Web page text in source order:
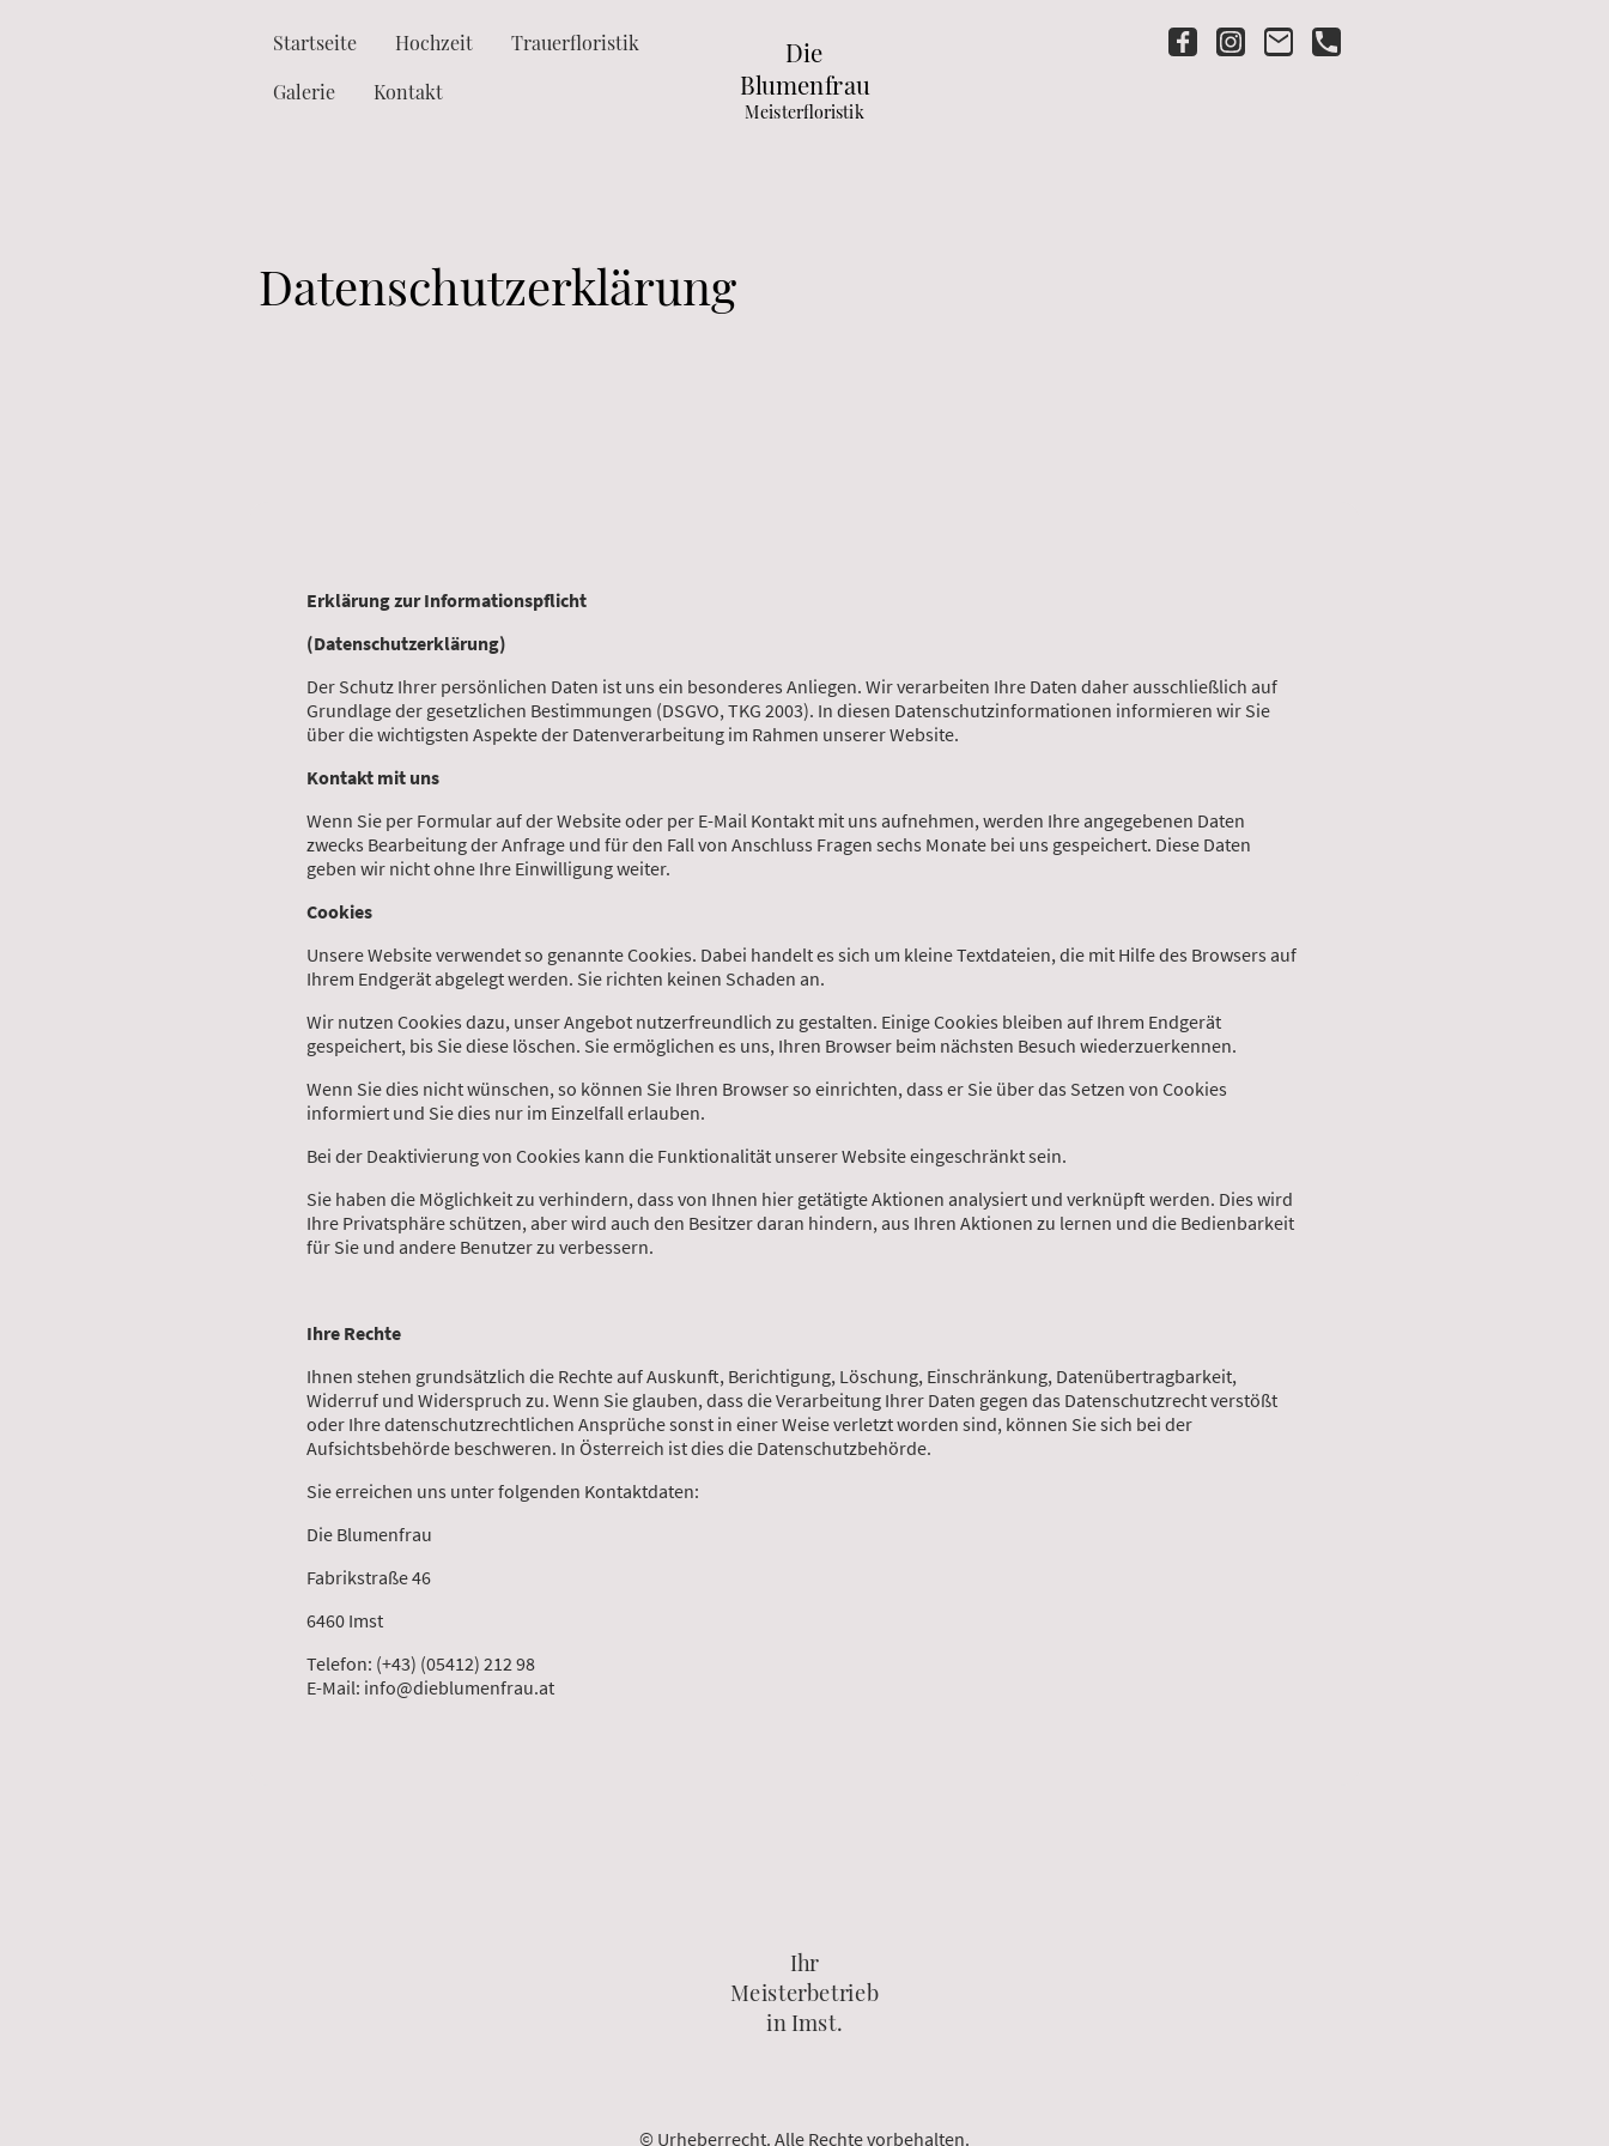
Startseite Hochzeit
Trauerfloristik
Galerie
Kontakt
Die
Blumenfrau
Meisterfloristik
Datenschutzerklärung
Erklärung zur Informationspflicht
(Datenschutzerklärung)
Der Schutz Ihrer persönlichen Daten ist uns ein besonderes Anliegen. Wir verarbeiten Ihre Daten daher ausschließlich auf
Grundlage der gesetzlichen Bestimmungen (DSGVO, TKG 2003). In diesen Datenschutzinformationen informieren wir Sie
über die wichtigsten Aspekte der Datenverarbeitung im Rahmen unserer Website.
Kontakt mit uns
Wenn Sie per Formular auf der Website oder per E-Mail Kontakt mit uns aufnehmen, werden Ihre angegebenen Daten
zwecks Bearbeitung der Anfrage und für den Fall von Anschluss Fragen sechs Monate bei uns gespeichert. Diese Daten
geben wir nicht ohne Ihre Einwilligung weiter.
Cookies
Unsere Website verwendet so genannte Cookies. Dabei handelt es sich um kleine Textdateien, die mit Hilfe des Browsers auf
Ihrem Endgerät abgelegt werden. Sie richten keinen Schaden an.
Wir nutzen Cookies dazu, unser Angebot nutzerfreundlich zu gestalten. Einige Cookies bleiben auf Ihrem Endgerät
gespeichert, bis Sie diese löschen. Sie ermöglichen es uns, Ihren Browser beim nächsten Besuch wiederzuerkennen.
Wenn Sie dies nicht wünschen, so können Sie Ihren Browser so einrichten, dass er Sie über das Setzen von Cookies
informiert und Sie dies nur im Einzelfall erlauben.
Bei der Deaktivierung von Cookies kann die Funktionalität unserer Website eingeschränkt sein.
Sie haben die Möglichkeit zu verhindern, dass von Ihnen hier getätigte Aktionen analysiert und verknüpft werden. Dies wird
Ihre Privatsphäre schützen, aber wird auch den Besitzer daran hindern, aus Ihren Aktionen zu lernen und die Bedienbarkeit
für Sie und andere Benutzer zu verbessern.
Ihre Rechte
Ihnen stehen grundsätzlich die Rechte auf Auskunft, Berichtigung, Löschung, Einschränkung, Datenübertragbarkeit,
Widerruf und Widerspruch zu. Wenn Sie glauben, dass die Verarbeitung Ihrer Daten gegen das Datenschutzrecht verstößt
oder Ihre datenschutzrechtlichen Ansprüche sonst in einer Weise verletzt worden sind, können Sie sich bei der
Aufsichtsbehörde beschweren. In Österreich ist dies die Datenschutzbehörde.
Sie erreichen uns unter folgenden Kontaktdaten:
Die Blumenfrau
Fabrikstraße 46
6460 Imst
Telefon: (+43) (05412) 212 98
E-Mail: info@dieblumenfrau.at
Ihr
Meisterbetrieb
in Imst.
© Urheberrecht. Alle Rechte vorbehalten.